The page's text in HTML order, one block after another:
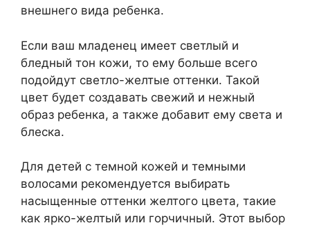
внешнего вида ребенка.
Если ваш младенец имеет светлый и
бледный тон кожи, то ему больше всего
подойдут светло-желтые оттенки. Такой
цвет будет создавать свежий и нежный
образ ребенка, а также добавит ему света и
блеска.
Для детей с темной кожей и темными
волосами рекомендуется выбирать
насыщенные оттенки желтого цвета, такие
как ярко-желтый или горчичный. Этот выбор